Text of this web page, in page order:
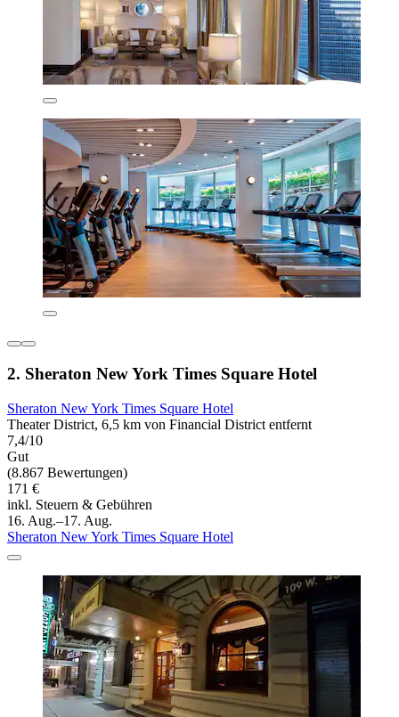
2. Sheraton New York Times Square Hotel
Sheraton New York Times Square Hotel
Theater District, 6,5 km von Financial District entfernt
7,4/10
Gut
(8.867 Bewertungen)
171 €
inkl. Steuern & Gebühren
16. Aug.–17. Aug.
Sheraton New York Times Square Hotel